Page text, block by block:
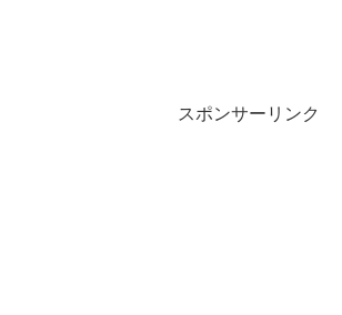
スポンサーリンク